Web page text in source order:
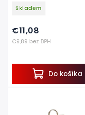
Skladem
€9,89 bez DPH
€11,08
Do košíka